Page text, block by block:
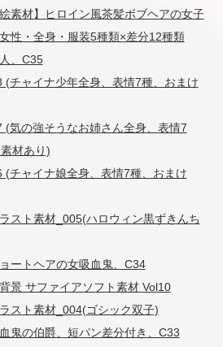
素材】ヒロイン風茶髪ボブヘアの女子
性・全身・服装5種類×差分12種類
、C35
(チャイナ少年全身、表情7種、おまけ
(気の強そうなお姉さん全身、表情7
材あり)
(チャイナ娘全身、表情7種、おまけ
スト素材_005(ハロウィン黒ずきんち
ートヘアの女吸血鬼、C34
景 サファイアソフト素材 Vol10
スト素材_004(ゴシック双子)
鬼の伯爵、短パン差分付き、C33